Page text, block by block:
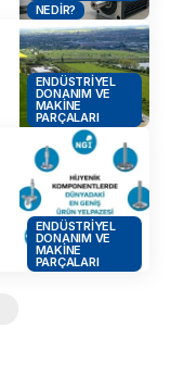
NEDIR?
ENDÜSTRIYEL
DONANIM VE
MAKINE
PARÇALARI
ENDÜSTRIYEL
DONANIM VE
MAKINE
PARÇALARI